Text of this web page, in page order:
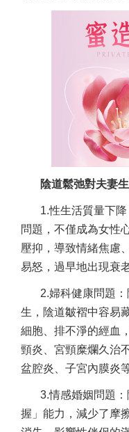
陰道鬆弛對夫妻
1.性生活質量下
問題，不僅成為女性
壓抑，導致情緒焦慮
易怒，過早地出現衰
2.婦科健康問題
生，陰道皺褶中容易
細胞、排不淨的經血
頸炎、宮頸糜爛久治
盆腔炎、子宮內膜炎等
3.情感婚姻問題
握」能力，減少了摩